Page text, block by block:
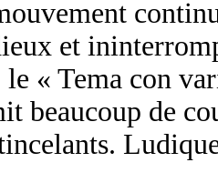
et
« Tema con
beaucoup de